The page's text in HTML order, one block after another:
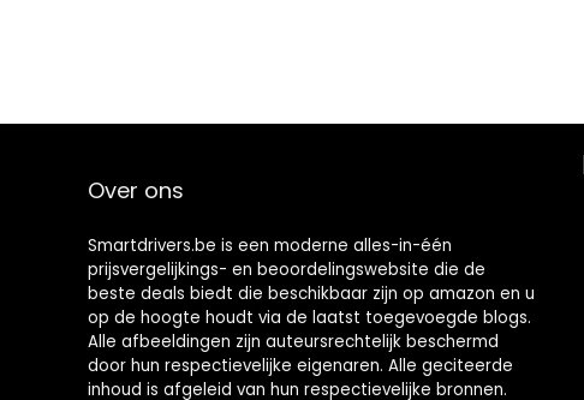
Over ons
Smartdrivers.be is een moderne alles-in-één
prijsvergelijkings- en beoordelingswebsite die de
beste deals biedt die beschikbaar zijn op amazon en u
op de hoogte houdt via de laatst toegevoegde blogs.
Alle afbeeldingen zijn auteursrechtelijk beschermd
door hun respectievelijke eigenaren. Alle geciteerde
inhoud is afgeleid van hun respectievelijke bronnen.